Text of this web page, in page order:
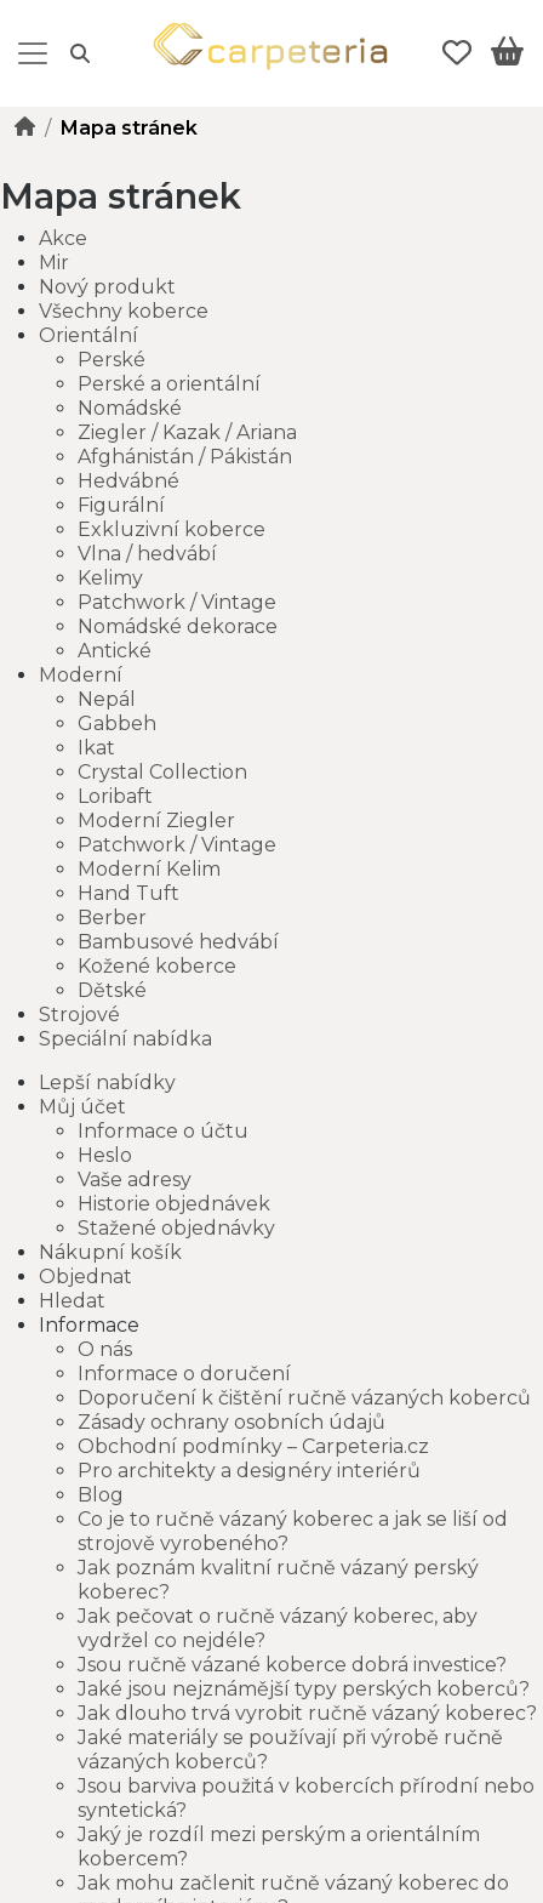
Mapa stránek
Mapa stránek
Akce
Mir
Nový produkt
Všechny koberce
Orientální
Perské
Perské a orientální
Nomádské
Ziegler / Kazak / Ariana
Afghánistán / Pákistán
Hedvábné
Figurální
Exkluzivní koberce
Vlna / hedvábí
Kelimy
Patchwork / Vintage
Nomádské dekorace
Antické
Moderní
Nepál
Gabbeh
Ikat
Crystal Collection
Loribaft
Moderní Ziegler
Patchwork / Vintage
Moderní Kelim
Hand Tuft
Berber
Bambusové hedvábí
Kožené koberce
Dětské
Strojové
Speciální nabídka
Lepší nabídky
Můj účet
Informace o účtu
Heslo
Vaše adresy
Historie objednávek
Stažené objednávky
Nákupní košík
Objednat
Hledat
Informace
O nás
Informace o doručení
Doporučení k čištění ručně vázaných koberců
Zásady ochrany osobních údajů
Obchodní podmínky – Carpeteria.cz
Pro architekty a designéry interiérů
Blog
Co je to ručně vázaný koberec a jak se liší od
strojově vyrobeného?
Jak poznám kvalitní ručně vázaný perský
koberec?
Jak pečovat o ručně vázaný koberec, aby
vydržel co nejdéle?
Jsou ručně vázané koberce dobrá investice?
Jaké jsou nejznámější typy perských koberců?
Jak dlouho trvá vyrobit ručně vázaný koberec?
Jaké materiály se používají při výrobě ručně
vázaných koberců?
Jsou barviva použitá v kobercích přírodní nebo
syntetická?
Jaký je rozdíl mezi perským a orientálním
kobercem?
Jak mohu začlenit ručně vázaný koberec do